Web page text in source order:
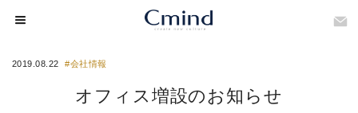
2019.08.22 #会社情報
オフィス増設のお知らせ